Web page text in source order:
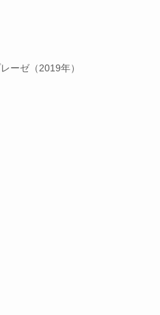
ーゼ（2019年）